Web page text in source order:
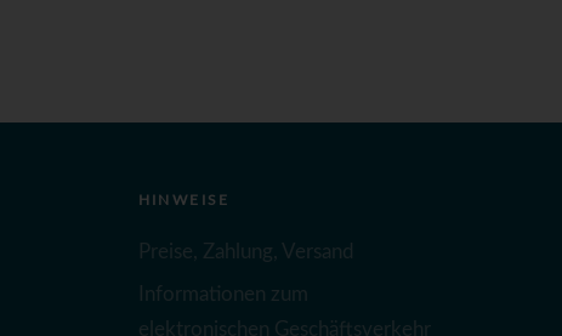
HINWEISE
Preise, Zahlung, Versand
Informationen zum
elektronischen Geschäftsverkehr